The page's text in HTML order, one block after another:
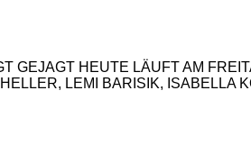
GEJAGT HEUTE LÄUFT AM
LEMI BARISIK, ISABELLA